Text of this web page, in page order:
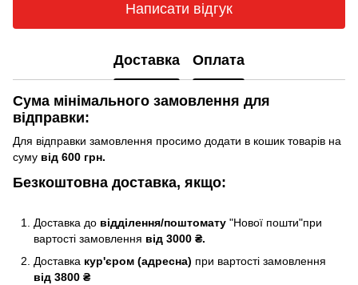
Написати відгук
Доставка Оплата
Сума мінімального замовлення для
відправки:
Для відправки замовлення просимо додати в кошик товарів на
суму від 600 грн.
Безкоштовна доставка, якщо:
Доставка до відділення/поштомату "Нової пошти"при
вартості замовлення від 3000 ₴.
Доставка кур'єром (адресна) при вартості замовлення
від 3800 ₴